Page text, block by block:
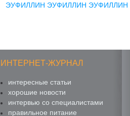
ЭУФИЛЛИН ЭУФИЛЛИН ЭУФИЛЛИН
ИНТЕРНЕТ-ЖУРНАЛ
интересные статьи
хорошие новости
интервью со специалистами
правильное питание